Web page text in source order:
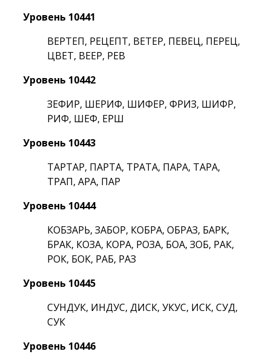
Уровень 10441
ВЕРТЕП, РЕЦЕПТ, ВЕТЕР, ПЕВЕЦ, ПЕРЕЦ,
ЦВЕТ, ВЕЕР, РЕВ
Уровень 10442
ЗЕФИР, ШЕРИФ, ШИФЕР, ФРИЗ, ШИФР,
РИФ, ШЕФ, ЕРШ
Уровень 10443
ТАРТАР, ПАРТА, ТРАТА, ПАРА, ТАРА,
ТРАП, АРА, ПАР
Уровень 10444
КОБЗАРЬ, ЗАБОР, КОБРА, ОБРАЗ, БАРК,
БРАК, КОЗА, КОРА, РОЗА, БОА, ЗОБ, РАК,
РОК, БОК, РАБ, РАЗ
Уровень 10445
СУНДУК, ИНДУС, ДИСК, УКУС, ИСК, СУД,
СУК
Уровень 10446